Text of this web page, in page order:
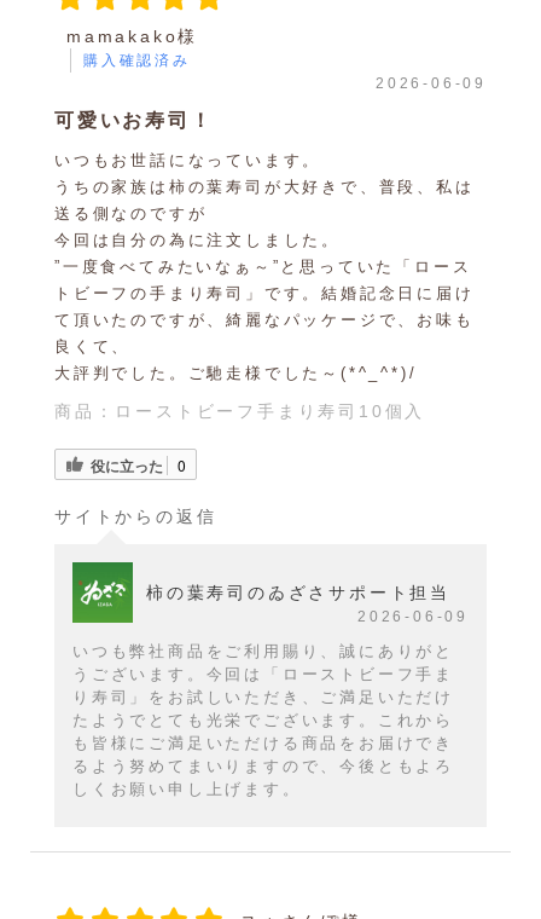
mamakako様
購入確認済み
2026-06-09
可愛いお寿司！
いつもお世話になっています。
うちの家族は柿の葉寿司が大好きで、普段、私は
送る側なのですが
今回は自分の為に注文しました。
”一度食べてみたいなぁ～”と思っていた「ロース
トビーフの手まり寿司」です。結婚記念日に届け
て頂いたのですが、綺麗なパッケージで、お味も
良くて、
大評判でした。ご馳走様でした～(*^_^*)/
商品： ローストビーフ手まり寿司10個入
役に立った 0
サイトからの返信
柿の葉寿司のゐざさサポート担当
2026-06-09
いつも弊社商品をご利用賜り、誠にありがと
うございます。今回は「ローストビーフ手ま
り寿司」をお試しいただき、ご満足いただけ
たようでとても光栄でございます。これから
も皆様にご満足いただける商品をお届けでき
るよう努めてまいりますので、今後ともよろ
しくお願い申し上げます。